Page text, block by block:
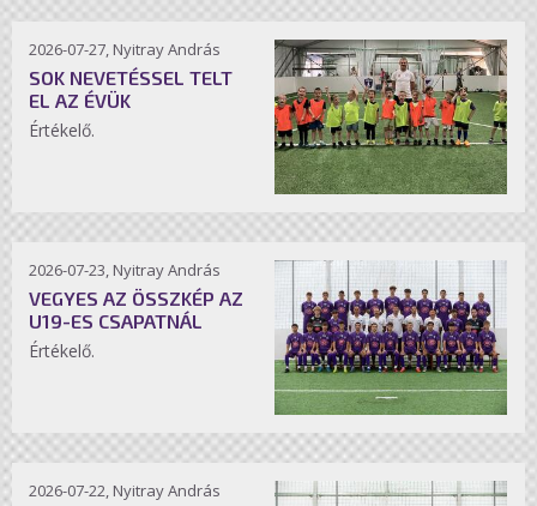
2026-07-27, Nyitray András
SOK NEVETÉSSEL TELT
EL AZ ÉVÜK
Értékelő.
2026-07-23, Nyitray András
VEGYES AZ ÖSSZKÉP AZ
U19-ES CSAPATNÁL
Értékelő.
2026-07-22, Nyitray András